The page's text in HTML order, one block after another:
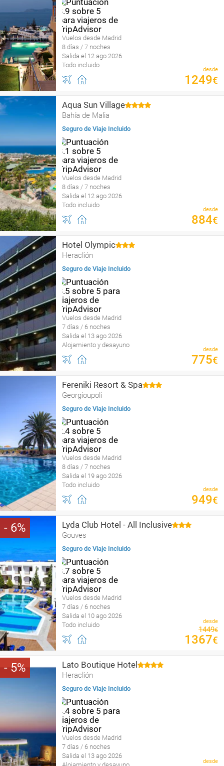
Vuelos desde Madrid
8 días / 7 noches
Salida el 12 ago 2026
Todo incluido
desde
1249€
Aqua Sun Village
Bahía de Malia
Seguro de Viaje Incluido
Vuelos desde Madrid
8 días / 7 noches
Salida el 12 ago 2026
Todo incluido
desde
884€
Hotel Olympic
Heraclión
Seguro de Viaje Incluido
Vuelos desde Madrid
7 días / 6 noches
Salida el 13 ago 2026
Alojamiento y desayuno
desde
775€
Fereniki Resort & Spa
Georgioupoli
Seguro de Viaje Incluido
Vuelos desde Madrid
8 días / 7 noches
Salida el 19 ago 2026
Todo incluido
desde
949€
6 Lyda Club Hotel - All Inclusive
Gouves
Seguro de Viaje Incluido
Vuelos desde Madrid
7 días / 6 noches
Salida el 10 ago 2026
Todo incluido
desde
1449€
1367€
5 Lato Boutique Hotel
Heraclión
Seguro de Viaje Incluido
Vuelos desde Madrid
7 días / 6 noches
Salida el 13 ago 2026
desde